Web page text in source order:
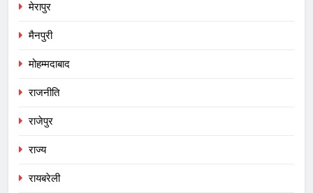
मेरापुर
मैनपुरी
मोहम्मदाबाद
राजनीति
राजेपुर
राज्य
रायबरेली